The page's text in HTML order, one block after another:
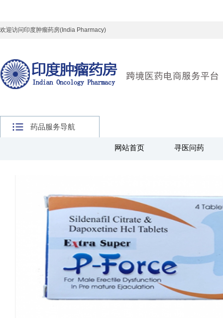
欢迎访问印度肿瘤药房(India Pharmacy)
药品服务导航
网站首页 寻医问药